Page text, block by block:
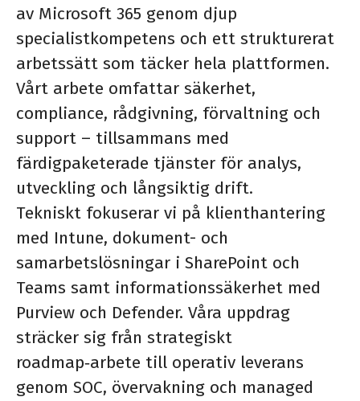
av Microsoft 365 genom djup
specialistkompetens och ett strukturerat
arbetssätt som täcker hela plattformen.
Vårt arbete omfattar säkerhet,
compliance, rådgivning, förvaltning och
support – tillsammans med
färdigpaketerade tjänster för analys,
utveckling och långsiktig drift.
Tekniskt fokuserar vi på klienthantering
med Intune, dokument- och
samarbetslösningar i SharePoint och
Teams samt informationssäkerhet med
Purview och Defender. Våra uppdrag
sträcker sig från strategiskt
roadmap‑arbete till operativ leverans
genom SOC, övervakning och managed